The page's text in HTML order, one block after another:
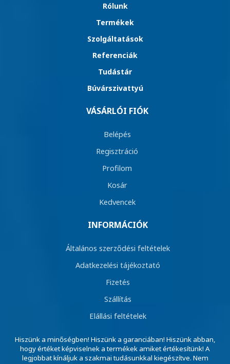
Rólunk
Termékek
Szolgáltatások
Referenciák
Tudástár
Búvárszivattyú
VÁSÁRLÓI FIÓK
Belépés
Regisztráció
Profilom
Kosár
Kedvencek
INFORMÁCIÓK
Általános szerződési feltételek
Adatkezelési tájékoztató
Fizetés
Szállítás
Elállási feltételek
Hiszünk a minőségben! Hiszünk a garanciában! Hiszünk abban,
hogy értéket képviselnek a termékek amiket értékesítünk! A
legjobbat kínáljuk a szakmai tudásunkkal kiegészítve. Nem